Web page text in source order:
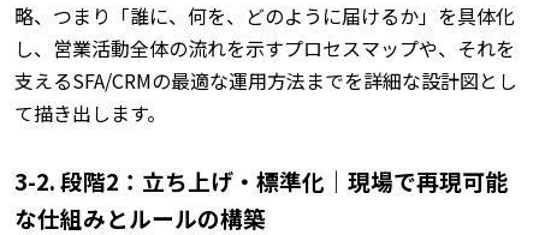
略、つまり「誰に、何を、どのように届けるか」を具体化
し、営業活動全体の流れを示すプロセスマップや、それを
支えるSFA/CRMの最適な運用方法までを詳細な設計図とし
て描き出します。
3-2. 段階2：立ち上げ・標準化｜現場で再現可能
な仕組みとルールの構築